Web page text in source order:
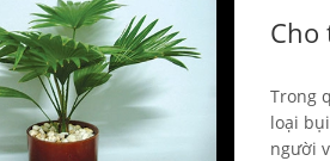
Cho
Trong
loại
người